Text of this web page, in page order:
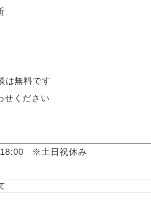
は無料です
せください
※土日祝休み